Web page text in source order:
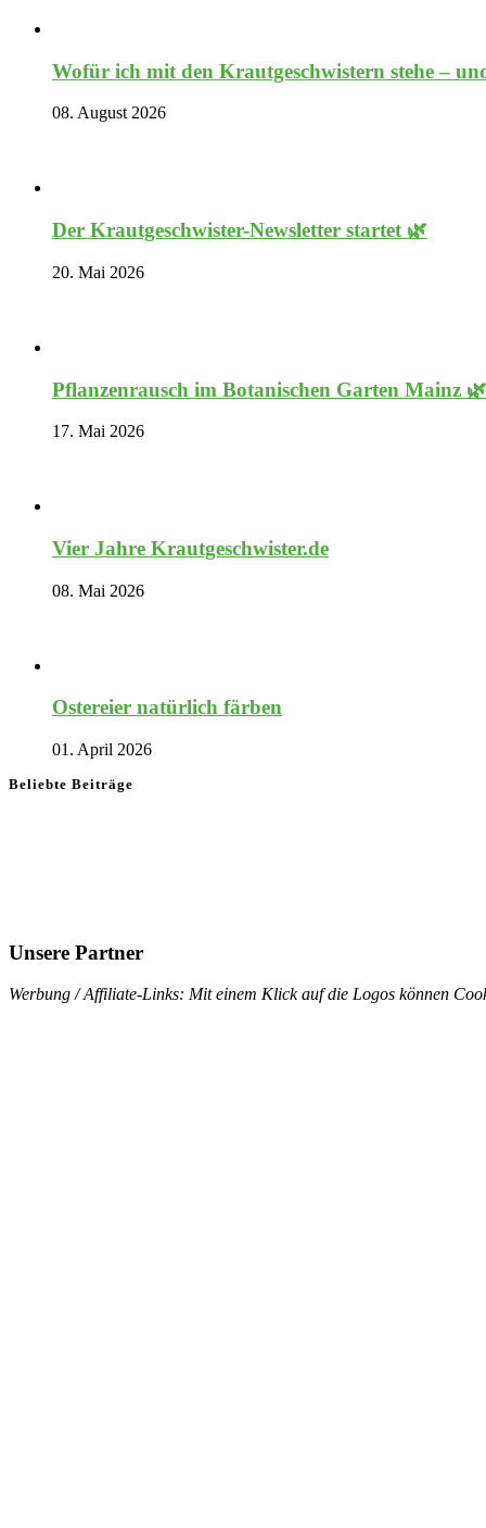
Wofür ich mit den Krautgeschwistern stehe –
08. August 2026
Der Krautgeschwister-Newsletter startet 🌿
20. Mai 2026
Pflanzenrausch im Botanischen Garten Mainz 🌿
17. Mai 2026
Vier Jahre Krautgeschwister.de
08. Mai 2026
Ostereier natürlich färben
01. April 2026
Beliebte Beiträge
Unsere Partner
Werbung / Affiliate-Links: Mit einem Klick auf die Logos können